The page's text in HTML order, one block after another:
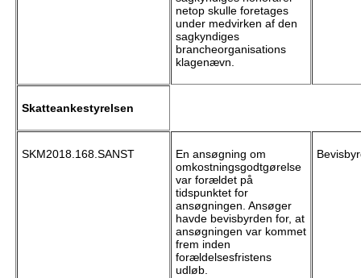
netop skulle foretages
under medvirken af den
sagkyndiges
brancheorganisations
klagenævn.
Skatteankestyrelsen
SKM2018.168.SANST
En ansøgning om
omkostningsgodtgørelse
var forældet på
tidspunktet for
ansøgningen. Ansøger
havde bevisbyrden for, at
ansøgningen var kommet
frem inden
forældelsesfristens
udløb.